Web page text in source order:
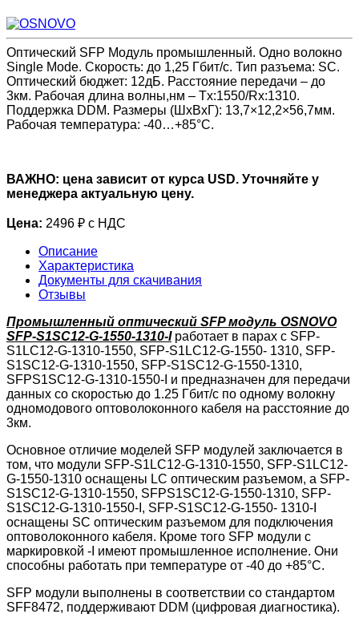
Оптический SFP Модуль промышленный. Одно волокно
Single Mode. Скорость: до 1,25 Гбит/c. Тип разъема: SC.
Оптический бюджет: 12дБ. Расстояние передачи – до
3км. Рабочая длина волны,нм – Tx:1550/Rx:1310.
Поддержка DDM. Размеры (ШхВхГ): 13,7×12,2×56,7мм.
Рабочая температура: -40…+85°С.
ВАЖНО: цена зависит от курса USD. Уточняйте у
менеджера актуальную цену.
Цена: 2496 ₽ с НДС
Описание
Характеристика
Документы для скачивания
Отзывы
Промышленный оптический SFP модуль OSNOVO
SFP-S1SC12-G-1550-1310-Iработает в парах с SFP-
S1LC12-G-1310-1550, SFP-S1LC12-G-1550- 1310, SFP-
S1SC12-G-1310-1550, SFP-S1SC12-G-1550-1310,
SFPS1SC12-G-1310-1550-I и предназначен для передачи
данных со скоростью до 1.25 Гбит/с по одному волокну
одномодового оптоволоконного кабеля на расстояние до
3км.
Основное отличие моделей SFP модулей заключается в
том, что модули SFP-S1LC12-G-1310-1550, SFP-S1LC12-
G-1550-1310 оснащены LC оптическим разъемом, а SFP-
S1SC12-G-1310-1550, SFPS1SC12-G-1550-1310, SFP-
S1SC12-G-1310-1550-I, SFP-S1SC12-G-1550- 1310-I
оснащены SC оптическим разъемом для подключения
оптоволоконного кабеля. Кроме того SFP модули с
маркировкой -I имеют промышленное исполнение. Они
способны работать при температуре от -40 до +85°С.
SFP модули выполнены в соответствии со стандартом
SFF8472, поддерживают DDM (цифровая диагностика).